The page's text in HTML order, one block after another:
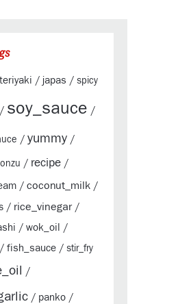
teriyaki / japas / spicy
/ soy_sauce /
/ yummy /
/ recipe /
/ coconut_milk /
/ rice_vinegar/
/ wok_oil /
/ fish_sauce / stir_fry
/
/ panko /